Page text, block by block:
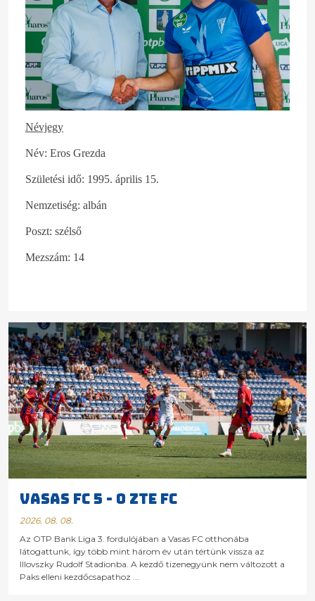
Névjegy
Név: Eros Grezda
Születési idő: 1995. április 15.
Nemzetiség: albán
Poszt: szélső
Mezszám: 14
VASAS FC 5 - 0 ZTE FC
2026. 08. 08.
Az OTP Bank Liga 3. fordulójában a Vasas FC otthonába
látogattunk, így több mint három év után tértünk vissza az
Illovszky Rudolf Stadionba. A kezdő tizenegyünk nem változott a
Paks elleni kezdőcsapathoz ...